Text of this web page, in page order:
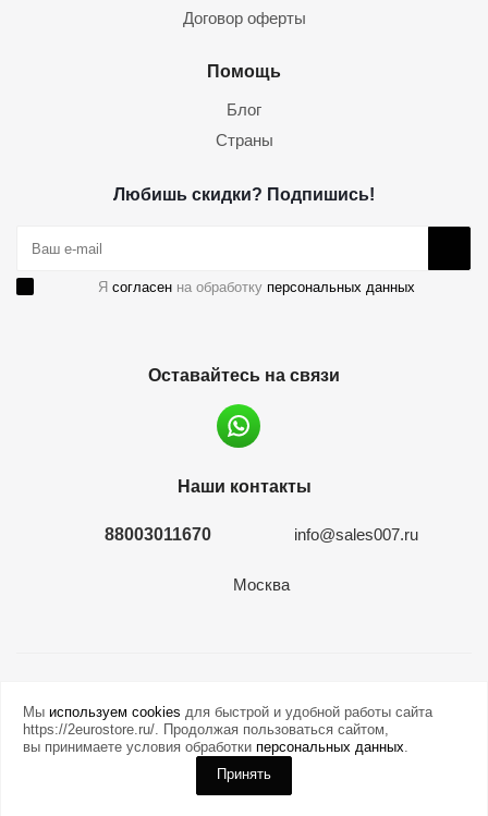
Договор оферты
Помощь
Блог
Страны
Любишь скидки? Подпишись!
Я согласен на обработку персональных данных
Оставайтесь на связи
Наши контакты
88003011670 info@sales007.ru
Москва
Мы используем cookies для быстрой и удобной работы сайта
https://2eurostore.ru/. Продолжая пользоваться сайтом,
вы принимаете условия обработки персональных данных.
Принять